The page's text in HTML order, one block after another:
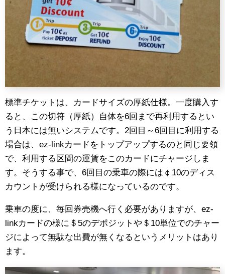
標準チケットは、カードサイズの厚紙仕様。一度購入す
ると、この切符（厚紙）自体を6回まで再利用するとい
う日本には無いシステムです。2回目～6回目に利用する
場合は、ez-linkカードをトップアップするのと同じ要領
で、利用する区間の運賃をこのカードにチャージしま
す。そうする事で、6回目の乗車の際には￠10のディス
カウントが受けられる様になっているのです。
乗車の度に、毎回券売機へ行く必要がありますが、ez-
linkカードの様に＄5のデポジットや＄10単位でのチャー
ジによって無駄な出費が無くなるというメリットはあり
ます。